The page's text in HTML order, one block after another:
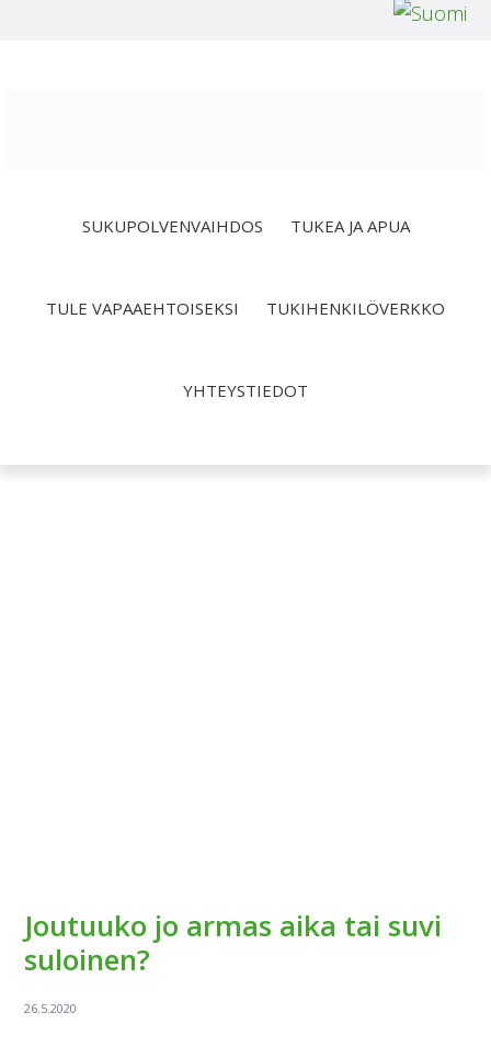
SUKUPOLVENVAIHDOS TUKEA JA APUA
TULE VAPAAEHTOISEKSI TUKIHENKILÖVERKKO
YHTEYSTIEDOT
Joutuuko jo armas aika tai suvi
suloinen?